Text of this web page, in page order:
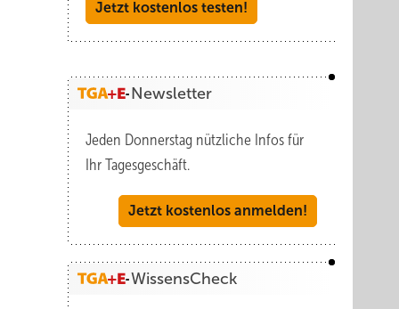
Jetzt kostenlos testen!
Newsletter
Jeden Donnerstag nützliche Infos für
Ihr Tagesgeschäft.
Jetzt kostenlos anmelden!
WissensCheck